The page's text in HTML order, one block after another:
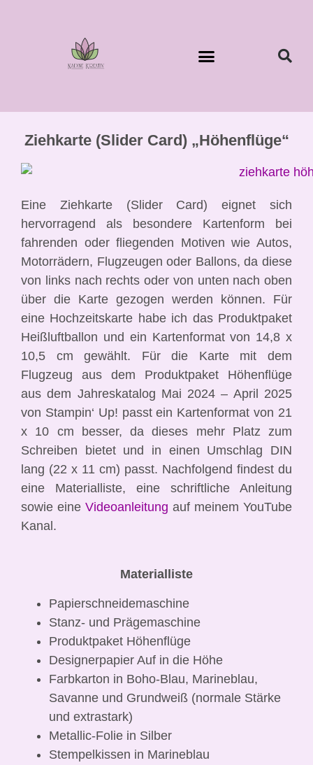
Ziehkarte (Slider Card) „Höhenflüge“
Eine Ziehkarte (Slider Card) eignet sich
hervorragend als besondere Kartenform bei
fahrenden oder fliegenden Motiven wie Autos,
Motorrädern, Flugzeugen oder Ballons, da diese
von links nach rechts oder von unten nach oben
über die Karte gezogen werden können. Für
eine Hochzeitskarte habe ich das Produktpaket
Heißluftballon und ein Kartenformat von 14,8 x
10,5 cm gewählt. Für die Karte mit dem
Flugzeug aus dem Produktpaket Höhenflüge
aus dem Jahreskatalog Mai 2024 – April 2025
von Stampin‘ Up! passt ein Kartenformat von 21
x 10 cm besser, da dieses mehr Platz zum
Schreiben bietet und in einen Umschlag DIN
lang (22 x 11 cm) passt. Nachfolgend findest du
eine Materialliste, eine schriftliche Anleitung
sowie eine Videoanleitung auf meinem YouTube
Kanal.
Materialliste
Papierschneidemaschine
Stanz- und Prägemaschine
Produktpaket Höhenflüge
Designerpapier Auf in die Höhe
Farbkarton in Boho-Blau, Marineblau,
Savanne und Grundweiß (normale Stärke
und extrastark)
Metallic-Folie in Silber
Stempelkissen in Marineblau